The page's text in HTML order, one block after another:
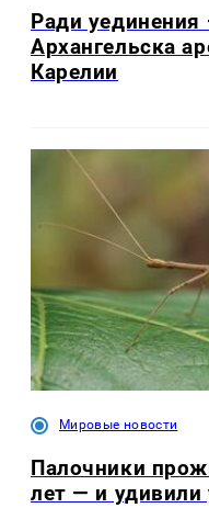
Ради
Архангельска
Карелии
Мировые новости
Палочники
лет — и удивили